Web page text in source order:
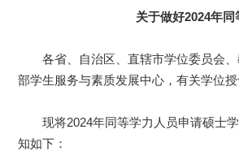
关于做好2024年
各省、自治区、直辖市学位委员会、
部学生服务与素质发展中心，有关学位授
现将2024年同等学力人员申请硕士学
知如下：